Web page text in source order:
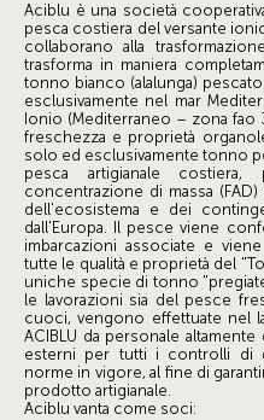
Aciblu è una società
pesca costiera del versante
collaborano alla
trasforma in maniera
tonno bianco (alalunga)
esclusivamente nel mar
Ionio (Mediterraneo – zona fao
freschezza e proprietà
solo ed esclusivamente tonno
pesca artigianale
concentrazione di massa
dell'ecosistema e dei
dall'Europa. Il pesce viene
imbarcazioni associate e
tutte le qualità e proprietà del
uniche specie di tonno
le lavorazioni sia del pesce
cuoci, vengono effettuate nel
ACIBLU da personale
esterni per tutti i controlli di
norme in vigore, al fine di
prodotto artigianale.
Aciblu vanta come soci: